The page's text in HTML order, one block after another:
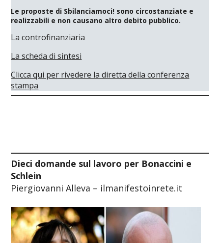
Le proposte di Sbilanciamoci! sono circostanziate e
realizzabili e non causano altro debito pubblico.
La controfinanziaria
La scheda di sintesi
Clicca qui per rivedere la diretta della conferenza
stampa
Dieci domande sul lavoro per Bonaccini e
Schlein
Piergiovanni Alleva – ilmanifestoinrete.it